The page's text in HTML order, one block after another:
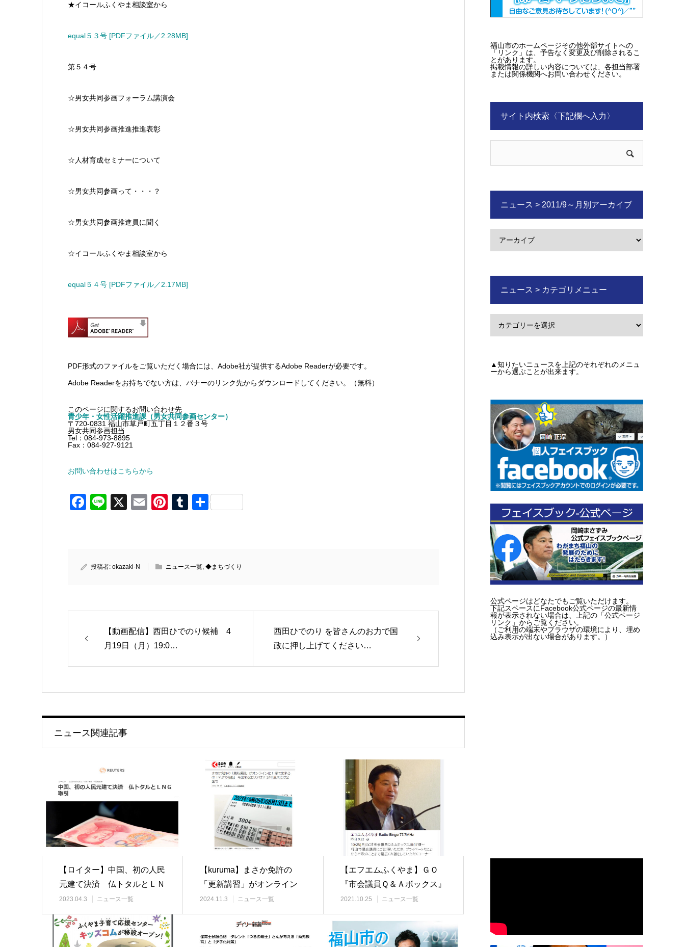
★イコールふくやま相談室から
equal５３号 [PDFファイル／2.28MB]
第５４号
☆男女共同参画フォーラム講演会
☆男女共同参画推進推進表彰
☆人材育成セミナーについて
☆男女共同参画って・・・？
☆男女共同参画推進員に聞く
☆イコールふくやま相談室から
equal５４号 [PDFファイル／2.17MB]
PDF形式のファイルをご覧いただく場合には、Adobe社が提供するAdobe Readerが必要です。
Adobe Readerをお持ちでない方は、バナーのリンク先からダウンロードしてください。（無料）
このページに関するお問い合わせ先
青少年・女性活躍推進課（男女共同参画センター）
〒720-0831 福山市草戸町五丁目１２番３号
男女共同参画担当
Tel：084-973-8895
Fax：084-927-9121
お問い合わせはこちらから
Facebook
Line
X EmailPinterest
Tumblr
共
投稿者: okazaki-N ニュース一覧, ◆まちづくり
【動画配信】西田ひでのり候補 4
月19日（月）19:0…
西田ひでのり を皆さんのお力で国
政に押し上げてください…
ニュース関連記事
【ロイター】中国、初の人民
元建て決済 仏トタルとＬＮ
Ｇ取引/2023…
2023.04.3 ニュース一覧
【kuruma】まさか免許の
「更新講習」がオンライン
化！ 家で出来る…
2024.11.3 ニュース一覧
【エフエムふくやま】ＧＯ
『市会議員Ｑ＆Ａボックス』
2021.10.25 ニュース一覧
福山市のホームページその他外部サイトへの
「リンク」は、予告なく変更及び削除されるこ
とがあります。
掲載情報の詳しい内容については、各担当部署
または関係機関へお問い合わせください。
サイト内検索〈下記欄へ入力〉
ニュース > 2011/9～月別アーカイブ
ニュース > カテゴリメニュー
▲知りたいニュースを上記のそれぞれのメニュ
ーから選ぶことが出来ます。
公式ページはどなたでもご覧いただけます。
下記スペースにFacebook公式ページの最新情
報が表示されない場合は、上記の「公式ページ
リンク」からご覧ください。
（ご利用の端末やブラウザの環境により、埋め
込み表示が出ない場合があります。）